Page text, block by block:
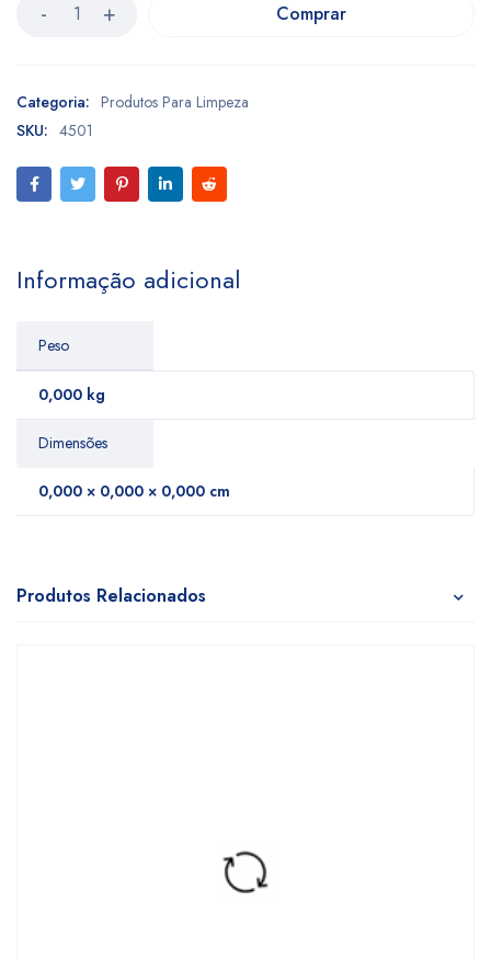
Comprar
Categoria: Produtos Para Limpeza
SKU: 4501
Informação adicional
Peso
0,000 kg
Dimensões
0,000 × 0,000 × 0,000 cm
Produtos Relacionados